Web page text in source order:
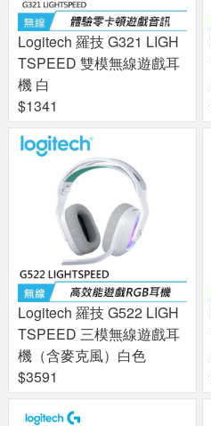
Logitech 羅技 G321 LIGH
TSPEED 雙模無線遊戲耳
機 白
$1341
Logitech 羅技 G522 LIGH
TSPEED 三模無線遊戲耳
機（含麥克風）白色
$3591